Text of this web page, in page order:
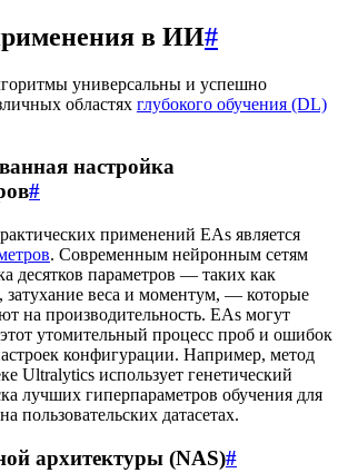
в ИИ#
универсальны и успешно
областях глубокого обучения (DL)
настройка
#
применений EAs является
. Современным нейронным сетям
десятков параметров — таких как
затухание веса и моментум, — которые
на производительность. EAs могут
утомительный процесс проб и ошибок
конфигурации. Например, метод
Ultralytics использует генетический
лучших гиперпараметров обучения для
на пользовательских датасетах.
архитектуры (NAS)#